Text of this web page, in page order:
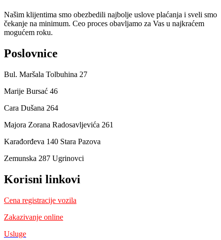
Našim klijentima smo obezbedili najbolje uslove plaćanja i sveli smo
čekanje na minimum. Ceo proces obavljamo za Vas u najkraćem
mogućem roku.
Poslovnice
Bul. Maršala Tolbuhina 27
Marije Bursać 46
Cara Dušana 264
Majora Zorana Radosavljevića 261
Karađorđeva 140 Stara Pazova
Zemunska 287 Ugrinovci
Korisni linkovi
Cena registracije vozila
Zakazivanje online
Usluge